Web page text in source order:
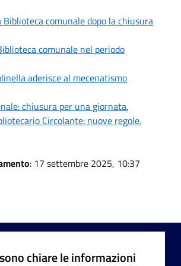
comunale dopo la chiusura
comunale nel periodo
aderisce al mecenatismo
chiusura per una giornata.
Circolante: nuove regole.
: 17 settembre 2025, 10:37
chiare le informazioni